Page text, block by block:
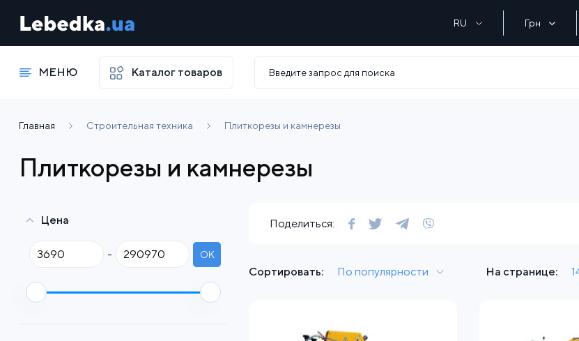
RU Грн
МЕНЮ Каталог товаров
Главная Строительная техника Плиткорезы и камнерезы
Плиткорезы и камнерезы
Цена
- OK
Поделиться:
Сортировать: По популярности На странице: